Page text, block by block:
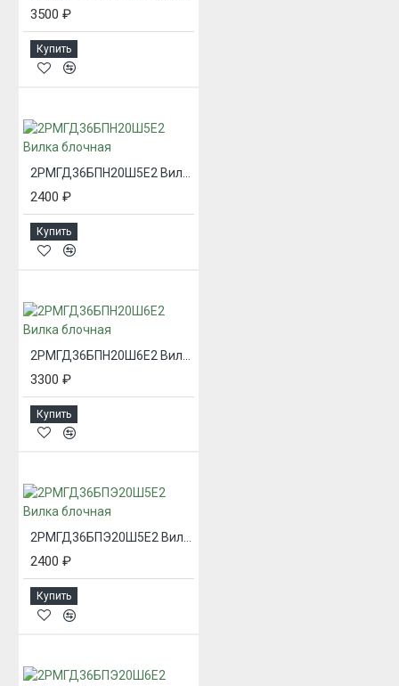
3500 ₽
Купить
2400 ₽
Купить
3300 ₽
Купить
2РМГД36БПЭ20Ш5Е2 Вилка блочная
2400 ₽
Купить